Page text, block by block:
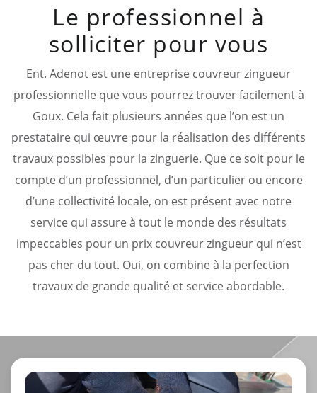
Le professionnel à
solliciter pour vous
Ent. Adenot est une entreprise couvreur zingueur
professionnelle que vous pourrez trouver facilement à
Goux. Cela fait plusieurs années que l’on est un
prestataire qui œuvre pour la réalisation des différents
travaux possibles pour la zinguerie. Que ce soit pour le
compte d’un professionnel, d’un particulier ou encore
d’une collectivité locale, on est présent avec notre
service qui assure à tout le monde des résultats
impeccables pour un prix couvreur zingueur qui n’est
pas cher du tout. Oui, on combine à la perfection
travaux de grande qualité et service abordable.